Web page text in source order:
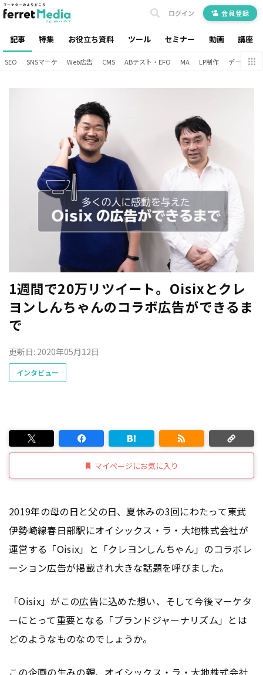
記事 特集 お役立ち資料 ツール セミナー 動画 講座
ログイン 会員登録
SEO SNSマーケ Web広告 CMS ABテスト・EFO MA LP制作 データ分析
1週間で20万リツイート。Oisixとクレ
ヨンしんちゃんのコラボ広告ができるま
で
更新日: 2020年05月12日
インタビュー
マイページにお気に入り
2019年の母の日と父の日、夏休みの3回にわたって東武
伊勢崎線春日部駅にオイシックス・ラ・大地株式会社が
運営する「Oisix」と「クレヨンしんちゃん」のコラボレ
ーション広告が掲載され大きな話題を呼びました。
「Oisix」がこの広告に込めた想い、そして今後マーケタ
ーにとって重要となる「ブランドジャーナリズム」とは
どのようなものなのでしょうか。
この企画の生みの親、オイシックス・ラ・大地株式会社